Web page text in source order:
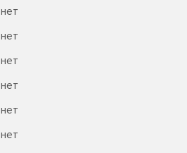
нет
нет
нет
нет
нет
нет